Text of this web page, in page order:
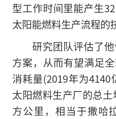
型工作时间里能产生
太阳能燃料生产流程的
研究团队评估了
方案，从而有望满足
消耗量(2019年为
太阳燃料生产厂的总
方公里，相当于撒哈